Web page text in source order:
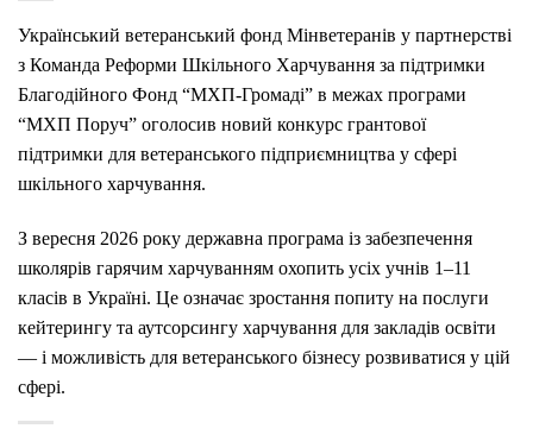
Український ветеранський фонд Мінветеранів у партнерстві
з Команда Реформи Шкільного Харчування за підтримки
Благодійного Фонд “МХП-Громаді” в межах програми
“МХП Поруч” оголосив новий конкурс грантової
підтримки для ветеранського підприємництва у сфері
шкільного харчування.
З вересня 2026 року державна програма із забезпечення
школярів гарячим харчуванням охопить усіх учнів 1–11
класів в Україні. Це означає зростання попиту на послуги
кейтерингу та аутсорсингу харчування для закладів освіти
— і можливість для ветеранського бізнесу розвиватися у цій
сфері.